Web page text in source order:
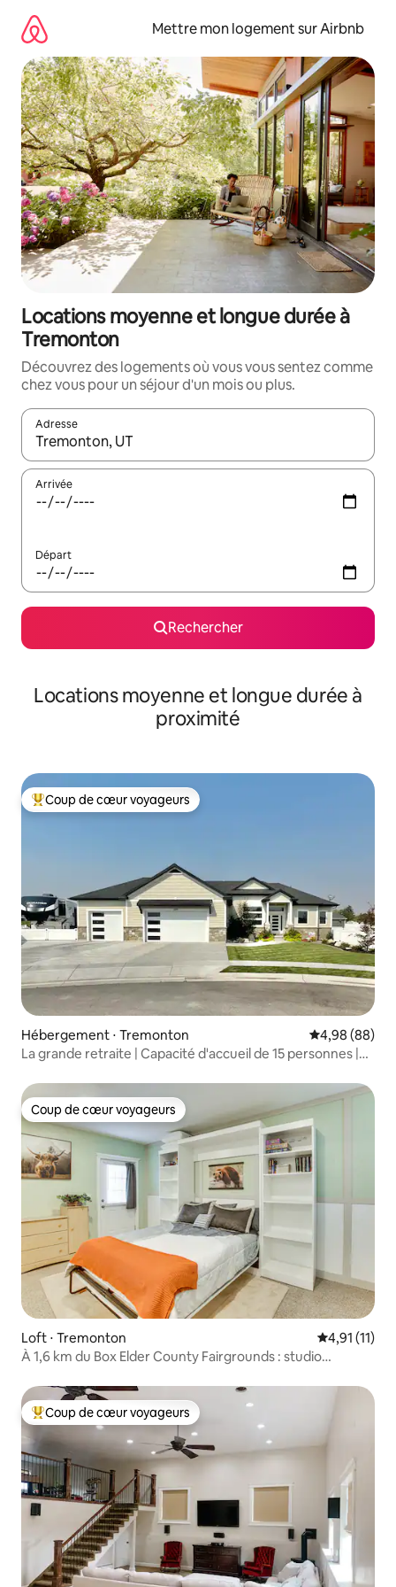
directement
contenu
Mettre mon logement sur Airbnb
Locations moyenne et longue durée à
Tremonton
Découvrez des logements où vous vous sentez comme
chez vous pour un séjour d'un mois ou plus.
Adresse
Lorsque les résultats s'affichent, utilisez les flèches vers le
Arrivée
Départ
Rechercher
Locations moyenne et longue durée à
proximité
Coups de cœur voyageurs les plus appréciés
Coup de cœur voyageurs
Hébergement ⋅ Tremonton Évaluation
4,98 (88)
La grande retraite | Capacité d'accueil de 15 personnes |
Coup de cœur voyageurs
Coup de cœur voyageurs
Loft ⋅ Tremonton Évaluation
4,91 (11)
À 1,6 km du Box Elder County Fairgrounds : studio
Coups de cœur voyageurs les plus appréciés
Coup de cœur voyageurs